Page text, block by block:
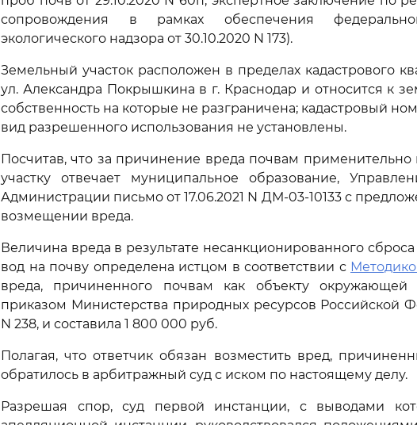
сопровождения в рамках обеспечения
экологического надзора от 30.10.2020 N 173).
Земельный участок расположен в пределах кадастрового
ул. Александра Покрышкина в г. Краснодар и относится к
собственность на которые не разграничена; кадастровый
вид разрешенного использования не установлены.
Посчитав, что за причинение вреда почвам
участку отвечает муниципальное образование,
Администрации письмо от 17.06.2021 N ДМ-03-10133 с
возмещении вреда.
Величина вреда в результате несанкционированного
вод на почву определена истцом в соответствии с
вреда, причиненного почвам как объекту окружающей
приказом Министерства природных ресурсов Российской
N 238, и составила 1 800 000 руб.
Полагая, что ответчик обязан возместить вред,
обратилось в арбитражный суд с иском по настоящему делу.
Разрешая спор, суд первой инстанции, с выводами